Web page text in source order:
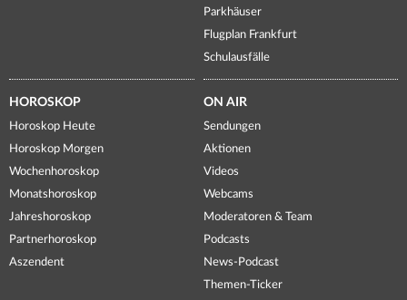
Parkhäuser
Flugplan Frankfurt
Schulausfälle
HOROSKOP
Horoskop Heute
Horoskop Morgen
Wochenhoroskop
Monatshoroskop
Jahreshoroskop
Partnerhoroskop
Aszendent
ON AIR
Sendungen
Aktionen
Videos
Webcams
Moderatoren & Team
Podcasts
News-Podcast
Themen-Ticker